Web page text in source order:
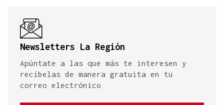
Newsletters La Región
Apúntate a las que más te interesen y
recíbelas de manera gratuita en tu
correo electrónico